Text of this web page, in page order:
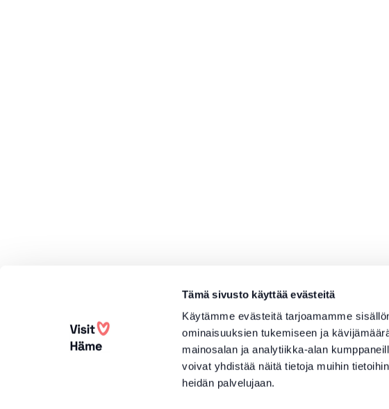
Tämä sivusto käyttää evästeitä
Käytämme evästeitä tarjoamamme
ominaisuuksien tukemiseen ja
mainosalan ja analytiikka-alan
voivat yhdistää näitä tietoja muihin
heidän palvelujaan.